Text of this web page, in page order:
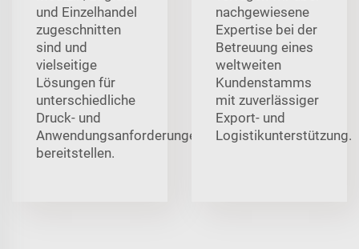
und Einzelhandel
zugeschnitten
sind und
vielseitige
Lösungen für
unterschiedliche
Druck- und
Anwendungsanforderungen
bereitstellen.
nachgewiesene
Expertise bei der
Betreuung eines
weltweiten
Kundenstamms
mit zuverlässiger
Export- und
Logistikunterstützung.